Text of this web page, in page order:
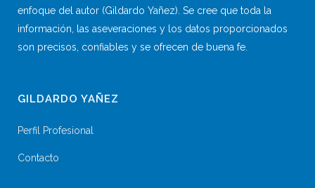
enfoque del autor (Gildardo Yañez). Se cree que toda la
información, las aseveraciones y los datos proporcionados
son precisos, confiables y se ofrecen de buena fe.
GILDARDO YAÑEZ
Perfil Profesional
Contacto